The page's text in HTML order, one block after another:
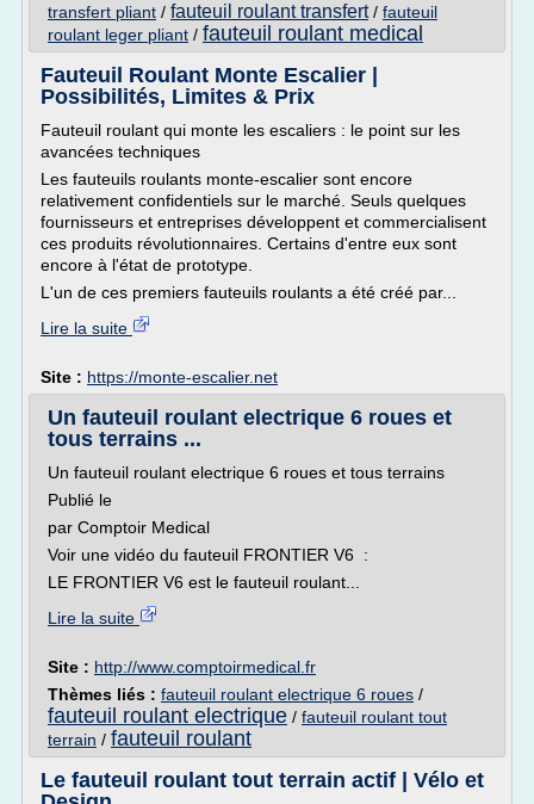
transfert pliant / fauteuil roulant transfert/ fauteuil
roulant leger pliant / fauteuil roulant medical
Fauteuil Roulant Monte Escalier |
Possibilités, Limites & Prix
Fauteuil roulant qui monte les escaliers : le point sur les
avancées techniques
Les fauteuils roulants monte-escalier sont encore
relativement confidentiels sur le marché. Seuls quelques
fournisseurs et entreprises développent et commercialisent
ces produits révolutionnaires. Certains d'entre eux sont
encore à l'état de prototype.
L'un de ces premiers fauteuils roulants a été créé par...
Lire la suite
Site : https://monte-escalier.net
Un fauteuil roulant electrique 6 roues et
tous terrains ...
Un fauteuil roulant electrique 6 roues et tous terrains
Publié le
par Comptoir Medical
Voir une vidéo du fauteuil FRONTIER V6 :
LE FRONTIER V6 est le fauteuil roulant...
Lire la suite
Site : http://www.comptoirmedical.fr
Thèmes liés : fauteuil roulant electrique 6 roues /
fauteuil roulant electrique / fauteuil roulant tout
terrain / fauteuil roulant
Le fauteuil roulant tout terrain actif | Vélo et